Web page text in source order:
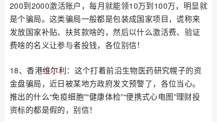
200到2000激活账户，每月就能领10万到100万，明显就
是个骗局。这类骗局一般都是包装成国家项目，谎称来
发放国家补贴、扶贫款啥的，然后以什么激活费、验证
费啥的名义让参与者投钱，各位别信！
18、香港维尔利：这个打着前沿生物医药研究幌子的资
金盘骗局，近日被某地方政府发文预警了，各位当心。
推出的什么“免疫细胞”“健康体检”“便携式心电图”理财投
资标的都是假的，别信！